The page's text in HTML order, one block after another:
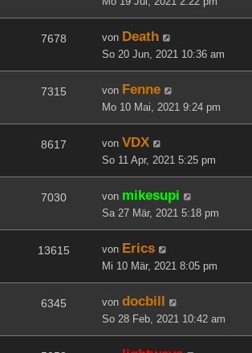
7678 von Death
So 20 Jun, 2021 10:36 am
7315 von Fenne
Mo 10 Mai, 2021 9:24 pm
8617 von VDX
So 11 Apr, 2021 5:25 pm
7030 von mikesupi
Sa 27 Mär, 2021 5:18 pm
13615 von Erics
Mi 10 Mär, 2021 8:05 pm
6345 von docbill
So 28 Feb, 2021 10:42 am